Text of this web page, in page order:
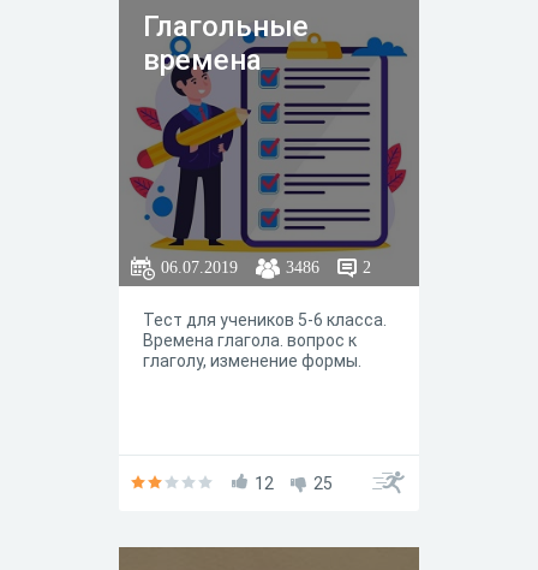
Глагольные
времена
06.07.2019 3486 2
Тест для учеников 5-6 класса.
Времена глагола. вопрос к
глаголу, изменение формы.
12 25